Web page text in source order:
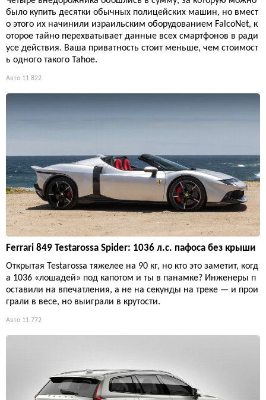
было купить десятки обычных полицейских машин, но вмест
о этого их начинили израильским оборудованием FalcoNet, к
оторое тайно перехватывает данные всех смартфонов в ради
усе действия. Ваша приватность стоит меньше, чем стоимост
ь одного такого Tahoe.
Авто 11 822
Ferrari 849 Testarossa Spider: 1036 л.с. пафоса без крыши
Открытая Testarossa тяжелее на 90 кг, но кто это заметит, когд
а 1036 «лошадей» под капотом и ты в панамке? Инженеры п
оставили на впечатления, а не на секунды на треке — и прои
грали в весе, но выиграли в крутости.
Авто 11 772